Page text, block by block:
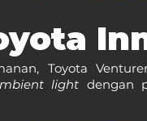
Toyota
light dengan